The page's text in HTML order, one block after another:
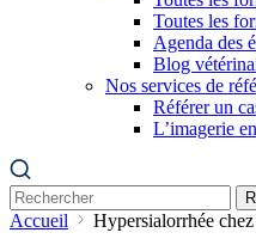
Toutes les
Agenda des
Blog
Nos services de
Référer un
L’imagerie
Accueil Hypersialorrhée